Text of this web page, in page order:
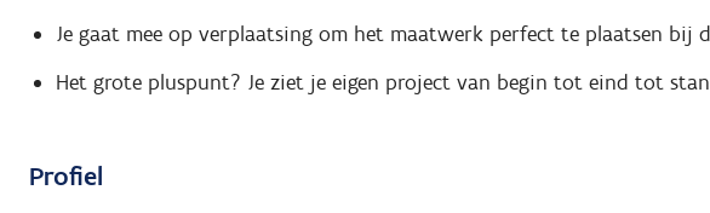
Je gaat mee op verplaatsing om het maatwerk perfect te plaatsen bij
Het grote pluspunt? Je ziet je eigen project van begin tot eind tot
Profiel